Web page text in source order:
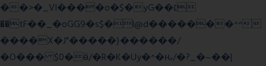
��>�_VI����o�$�yG��׆
��tF��_�oGG9�s$�l@d�������^^
����X�J"�����}������/
�O��� $0�ӫ/�R�K�Uy�^�ԋ/�?_�~��|